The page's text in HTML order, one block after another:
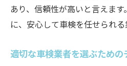
料金比較の際の注意点
透明性のある料金表
車検費用の適正価格
あり、信頼性が高いと言えま
に、安心して車検を任せられる
適切な車検業者を選ぶための